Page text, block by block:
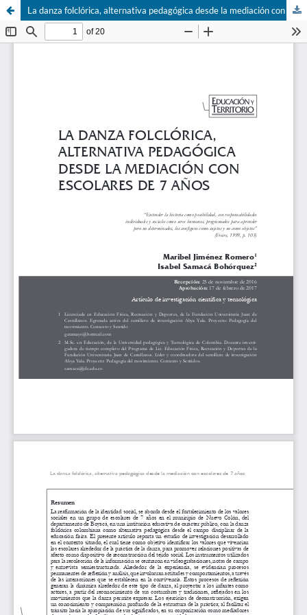
La danza folclórica, alternativa pedagógica desde la mediación con escolares de 7 años